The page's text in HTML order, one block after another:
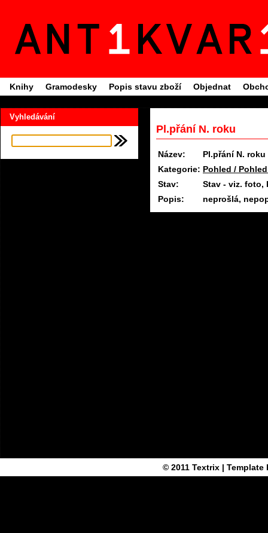
Knihy Gramodesky Popis stavu zboží Objednat
Vyhledávání
Pl.přání N. roku
Název:
Pl.přání N. roku
Kategorie: Pohled /
Stav:
Stav - viz. foto,
Popis:
neprošlá,
© 2011 Textrix| Template